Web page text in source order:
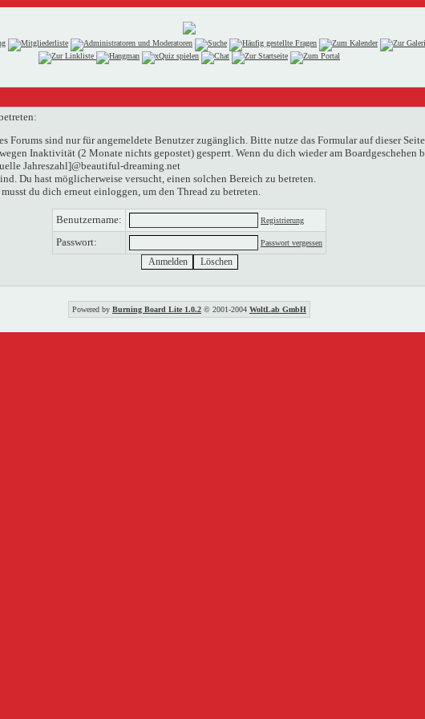
sind nur für angemeldete Benutzer zugänglich. Bitte nutze das Formular auf dieser
Inaktivität (2 Monate nichts gepostet) gesperrt. Wenn du dich wieder am
Jahreszahl]@beautiful-dreaming.net
Du hast möglicherweise versucht, einen solchen Bereich zu betreten.
du dich erneut einloggen, um den Thread zu betreten.
Benutzername: Registrierung
Passwort: Passwort vergessen
Powered by Burning Board Lite 1.0.2 © 2001-2004 WoltLab GmbH